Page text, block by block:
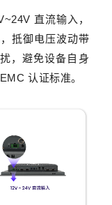
直流输入，
抵御电压波动带
，避免设备自身
认证标准。